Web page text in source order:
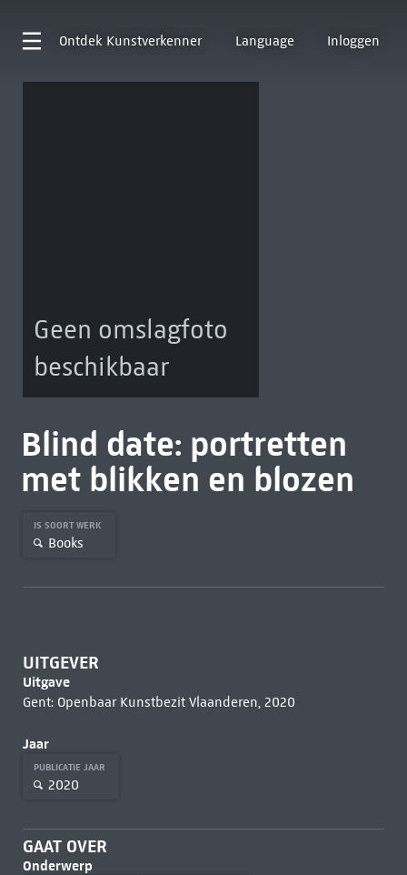
Ontdek Kunstverkenner Language Inloggen
Geen omslagfoto
beschikbaar
Blind date: portretten
met blikken en blozen
IS SOORT WERK
Books
UITGEVER
Uitgave
Gent: Openbaar Kunstbezit Vlaanderen, 2020
Jaar
PUBLICATIE JAAR
2020
GAAT OVER
Onderwerp